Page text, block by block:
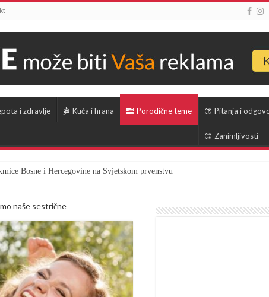
i zdravlje Kuća i hrana Porodične teme Pitanja i
Zanimljivosti
Bosne i Hercegovine na Svjetskom prvenstvu
naše sestrične